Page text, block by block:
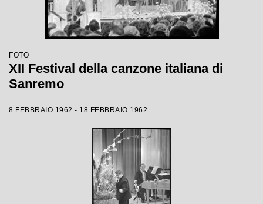
FOTO
XII Festival della canzone italiana di
Sanremo
8 FEBBRAIO 1962 - 18 FEBBRAIO 1962